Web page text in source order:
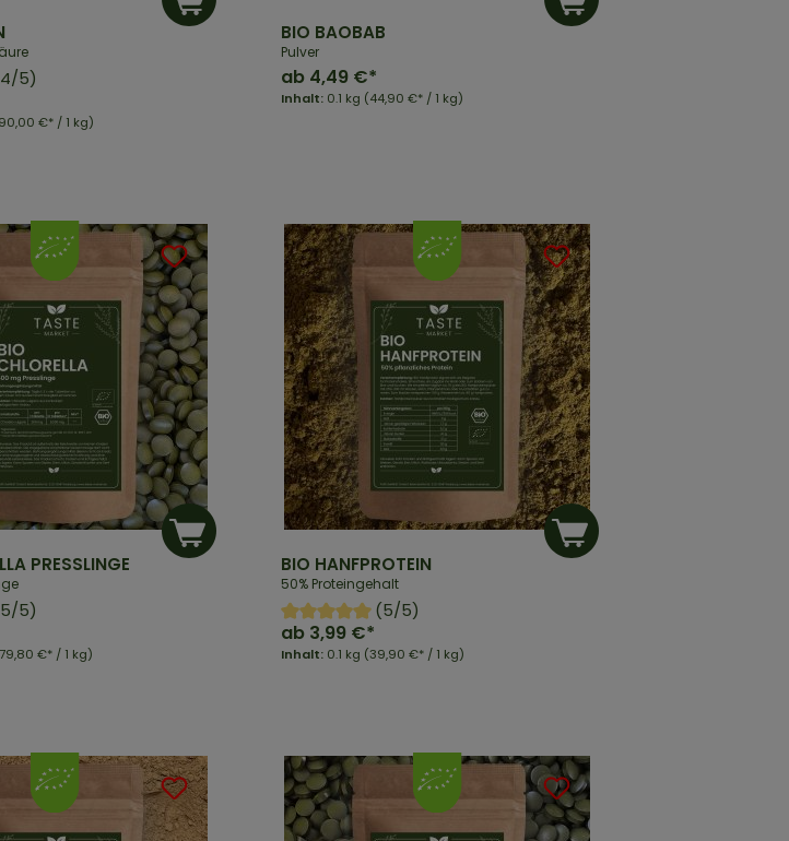
5)
€* / 1 kg)
BIO BAOBAB
Pulver
Inhalt: 0.1 kg (44,90 €* / 1 kg)
ab 4,49 €*
PRESSLINGE
5)
€* / 1 kg)
BIO HANFPROTEIN
50% Proteingehalt
(5/5)
Inhalt: 0.1 kg (39,90 €* / 1 kg)
ab 3,99 €*